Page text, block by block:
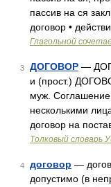
пассив на ся
договор •
Глагольной
3 ДОГОВОР —
и (прост.)
муж.
несколькими
договор на
Толковый словарь
4 договор —
допустимо (в